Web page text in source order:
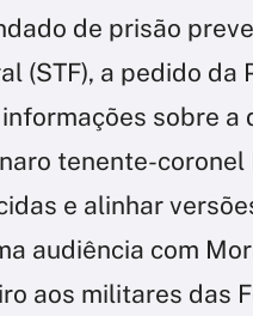
de prisão
(STF), a pedido
sobre a
tenente-
e alinhar
audiência com
aos militares das